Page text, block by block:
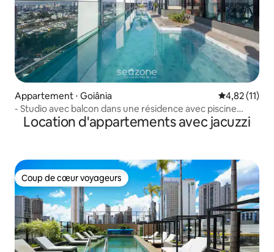
Appartement ⋅ Goiânia Évaluation
4,82 (11)
- Studio avec balcon dans une résidence avec piscine
GYR0305
Location d'appartements avec jacuzzi
Coup de cœur voyageurs
Coup de cœur voyageurs